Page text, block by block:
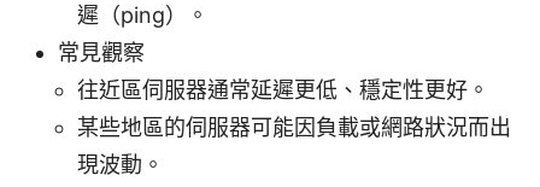
遲（ping）。
常見觀察
往近區伺服器通常延遲更低、穩定性更好。
某些地區的伺服器可能因負載或網路狀況而出
現波動。